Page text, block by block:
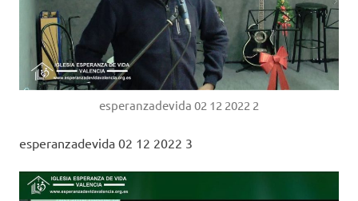
esperanzadevida 02 12 2022 2
esperanzadevida 02 12 2022 3